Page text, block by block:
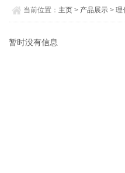
当前位置： 主页 > 产品展示 >理
暂时没有信息